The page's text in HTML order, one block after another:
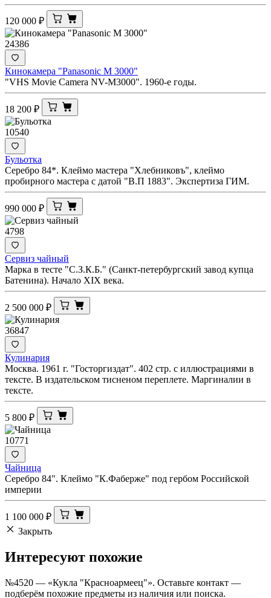
120 000 ₽
24386
Кинокамера "Panasonic M 3000"
"VHS Movie Camera NV-M3000". 1960-е годы.
18 200 ₽
10540
Бульотка
Серебро 84*. Клеймо мастера "Хлебниковъ", клеймо
пробирного мастера с датой "В.П 1883". Экспертиза ГИМ.
990 000 ₽
4798
Сервиз чайный
Марка в тесте "С.З.К.Б." (Санкт-петербургский завод купца
Батенина). Начало XIX века.
2 500 000 ₽
36847
Кулинария
Москва. 1961 г. "Госторгиздат". 402 стр. с иллюстрациями в
тексте. В издательском тисненом переплете. Маргиналии в
тексте.
5 800 ₽
10771
Чайница
Серебро 84". Клеймо "К.Фаберже" под гербом Российской
империи
1 100 000 ₽
Закрыть
Интересуют похожие
№4520 — «Кукла "Красноармеец"». Оставьте контакт —
подберём похожие предметы из наличия или поиска.